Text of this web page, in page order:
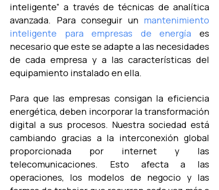
inteligente” a través de técnicas de analítica
avanzada. Para conseguir un mantenimiento
inteligente para empresas de energía es
necesario que este se adapte a las necesidades
de cada empresa y a las características del
equipamiento instalado en ella.
Para que las empresas consigan la eficiencia
energética, deben incorporar la transformación
digital a sus procesos. Nuestra sociedad está
cambiando gracias a la interconexión global
proporcionada por internet y las
telecomunicaciones. Esto afecta a las
operaciones, los modelos de negocio y las